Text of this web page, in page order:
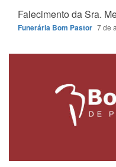
Falecimento da Sra.
Funerária Bom Pastor 7 de